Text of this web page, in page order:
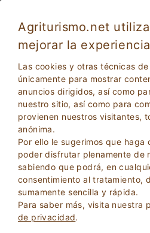
Agriturismo.net
mejorar la
Las cookies y otras técnicas
únicamente para mostrar
anuncios dirigidos, así como
nuestro sitio, así como para
provienen nuestros visitantes,
anónima.
Por ello le sugerimos que haga
poder disfrutar plenamente de
sabiendo que podrá, en
consentimiento al tratamiento,
sumamente sencilla y rápida.
Para saber más, visita nuestra
de privacidad.
Caprino
kids under 12
September)
Agroturismo
Verona
PREGUNTA AL PROPIETARIO
Más